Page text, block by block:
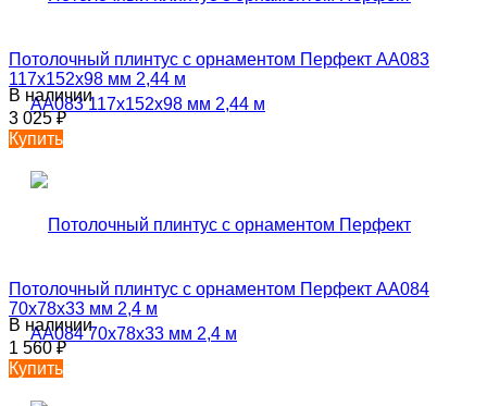
Потолочный плинтус с орнаментом Перфект AA083
117х152х98 мм 2,44 м
В наличии
3 025₽
Купить
Потолочный плинтус с орнаментом Перфект AA084
70х78х33 мм 2,4 м
В наличии
1 560₽
Купить